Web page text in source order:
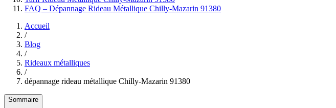
FAQ – Dépannage Rideau Métallique Chilly-Mazarin 91380
Accueil
/
Blog
/
Rideaux métalliques
/
dépannage rideau métallique Chilly-Mazarin 91380
Sommaire